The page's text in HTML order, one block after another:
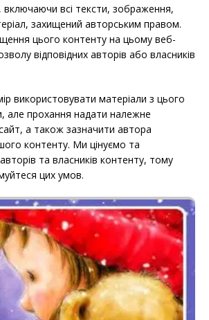
включаючи всі тексти, зображення,
захищений авторським правом.
цього контенту на цьому веб-
відповідних авторів або власників
використовувати матеріали з цього
але прохання надати належне
а також зазначити автора
контенту. Ми цінуємо та
та власників контенту, тому
цих умов.